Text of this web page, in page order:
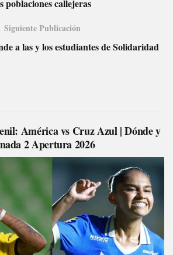
poblaciones callejeras
Siguiente Publicación
a las y los estudiantes de Solidaridad
América vs Cruz Azul | Dónde y
2 Apertura 2026